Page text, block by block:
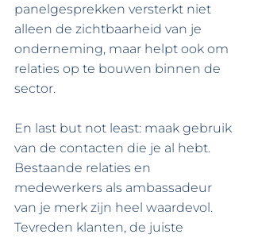
panelgesprekken versterkt niet
alleen de zichtbaarheid van je
onderneming, maar helpt ook om
relaties op te bouwen binnen de
sector.
En last but not least: maak gebruik
van de contacten die je al hebt.
Bestaande relaties en
medewerkers als ambassadeur
van je merk zijn heel waardevol.
Tevreden klanten, de juiste